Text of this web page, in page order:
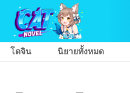
โดจิน นิยายทั้งหมด